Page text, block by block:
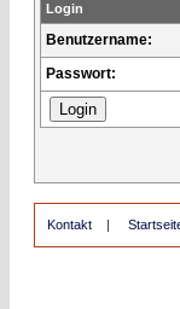
Login
Benutzername:
Passwort:
Kontakt |